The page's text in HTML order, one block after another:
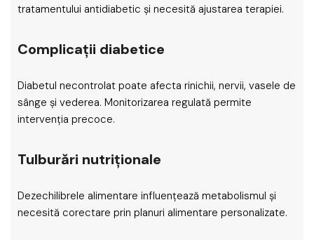
tratamentului antidiabetic și necesită ajustarea terapiei.
Complicații diabetice
Diabetul necontrolat poate afecta rinichii, nervii, vasele de
sânge și vederea. Monitorizarea regulată permite
intervenția precoce.
Tulburări nutriționale
Dezechilibrele alimentare influențează metabolismul și
necesită corectare prin planuri alimentare personalizate.